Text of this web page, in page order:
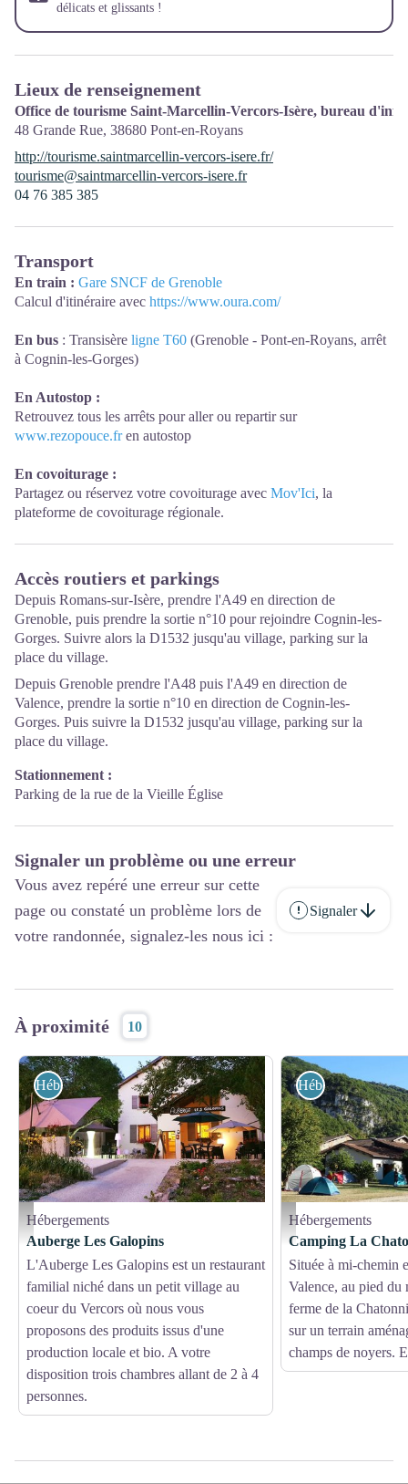
délicats et glissants !
Lieux de renseignement
Office de tourisme Saint-Marcellin-Vercors-Isère, bureau
48 Grande Rue, 38680 Pont-en-Royans
http://tourisme.saintmarcellin-vercors-isere.fr/
tourisme@saintmarcellin-vercors-isere.fr
04 76 385 385
Transport
En train : Gare SNCF de Grenoble
Calcul d'itinéraire avec https://www.oura.com/
En bus : Transisère ligne T60 (Grenoble - Pont-en-Royans, arrêt
à Cognin-les-Gorges)
En Autostop :
Retrouvez tous les arrêts pour aller ou repartir sur
www.rezopouce.fren autostop
En covoiturage :
Partagez ou réservez votre covoiturage avec Mov'Ici, la
plateforme de covoiturage régionale.
Accès routiers et parkings
Depuis Romans-sur-Isère, prendre l'A49 en direction de
Grenoble, puis prendre la sortie n°10 pour rejoindre Cognin-les-
Gorges. Suivre alors la D1532 jusqu'au village, parking sur la
place du village.
Depuis Grenoble prendre l'A48 puis l'A49 en direction de
Valence, prendre la sortie n°10 en direction de Cognin-les-
Gorges. Puis suivre la D1532 jusqu'au village, parking sur la
place du village.
Stationnement :
Parking de la rue de la Vieille Église
Signaler un problème ou une erreur
Vous avez repéré une erreur sur cette
page ou constaté un problème lors de
votre randonnée, signalez-les nous ici :
Signaler
À proximité 10
Auberge Les Galopins
Hébergements
Hébergements
Auberge Les Galopins
L'Auberge Les Galopins est un restaurant
familial niché dans un petit village au
coeur du Vercors où nous vous
proposons des produits issus d'une
production locale et bio. A votre
disposition trois chambres allant de 2 à 4
personnes.
Vue du terrain de camping
Hébergements
Hébergements
Camping La
Située à mi-chemin
Valence, au pied du
ferme de la
sur un terrain
champs de noyers.